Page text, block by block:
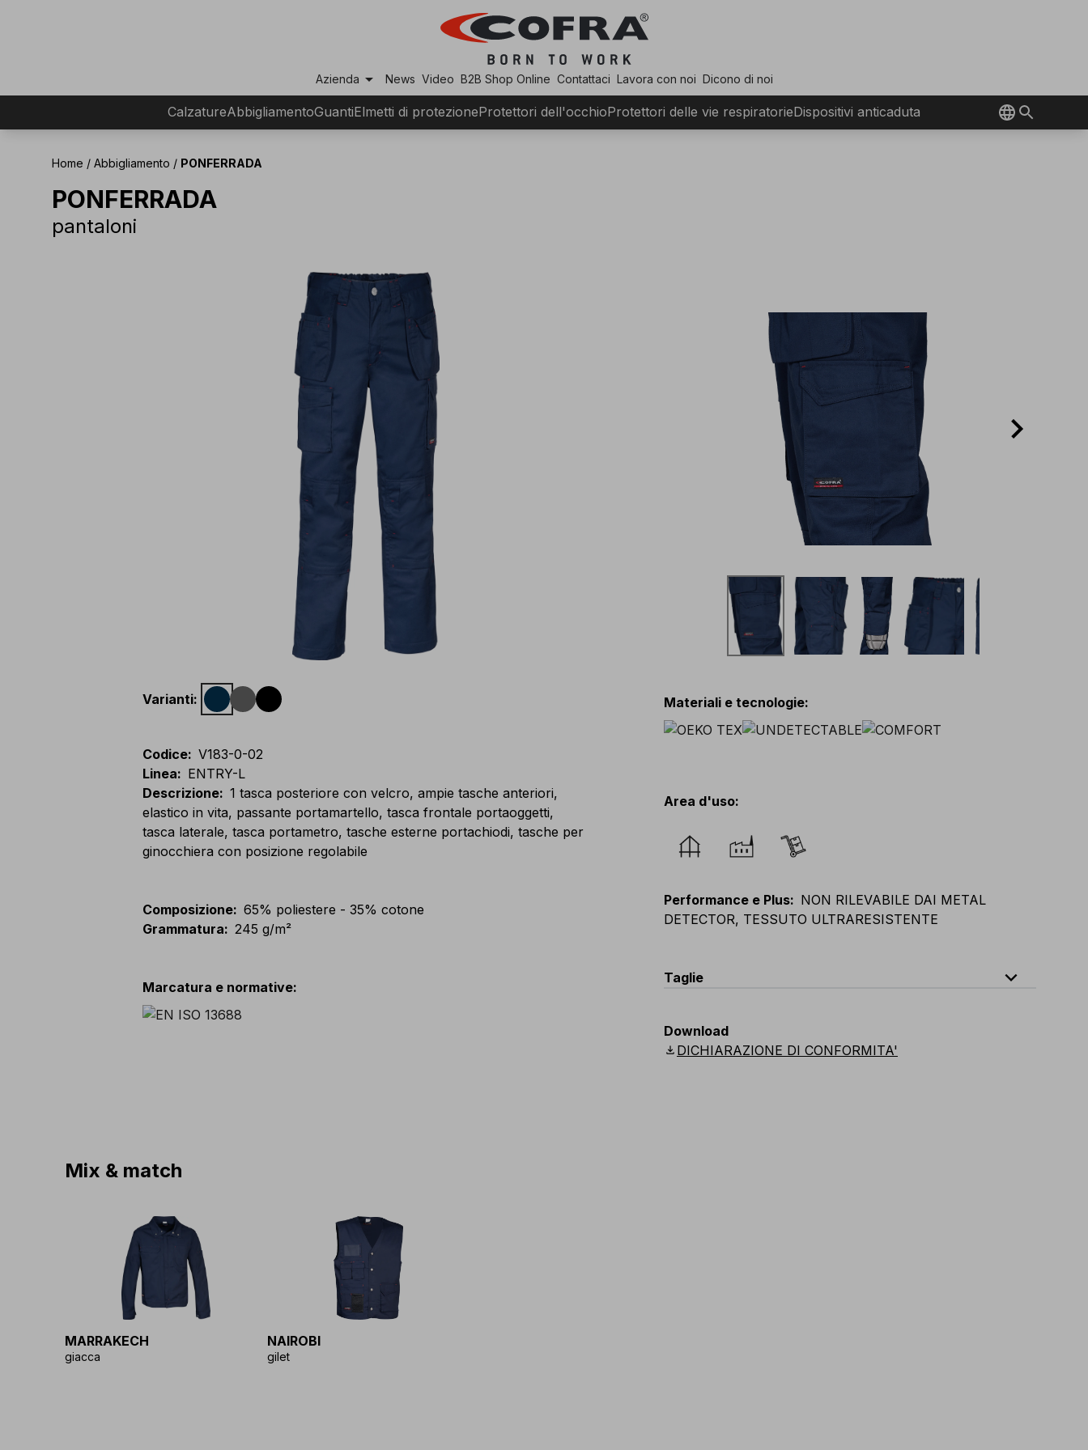
Azienda arrow_drop_down News Video B2B Shop Online Contattaci Lavora con noi Dicono di noi
CalzatureAbbigliamentoGuantiElmetti di protezioneProtettori dell'occhioProtettori delle vie respiratorieDispositivi anticaduta
Home / Abbigliamento / PONFERRADA
PONFERRADA
pantaloni
Varianti:
Codice: V183-0-02
Linea: ENTRY-L
Descrizione: 1 tasca posteriore con velcro, ampie tasche anteriori,
elastico in vita, passante portamartello, tasca frontale portaoggetti,
tasca laterale, tasca portametro, tasche esterne portachiodi, tasche per
ginocchiera con posizione regolabile
Composizione: 65% poliestere - 35% cotone
Grammatura: 245 g/m²
Marcatura e normative:
Materiali e tecnologie:
Area d'uso:
Performance e Plus: NON RILEVABILE DAI METAL
DETECTOR, TESSUTO ULTRARESISTENTE
Taglie expand_less
Scandinavian
Download
download DICHIARAZIONE DI CONFORMITA'
Mix & match
MARRAKECH
giacca
NAIROBI
gilet